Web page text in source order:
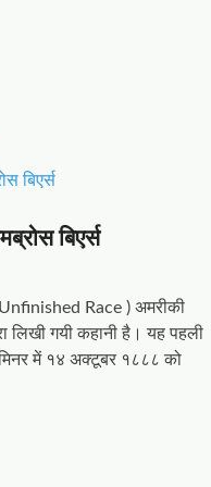
बिएर्स
Race ) अमरीकी
लिखी गयी कहानी है। यह पहली
में १४ अक्टूबर १८८८ को